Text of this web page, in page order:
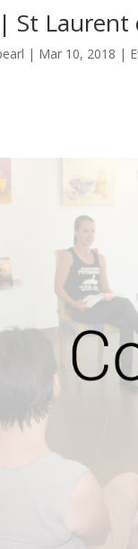
St Laurent
| Mar 10, 2018 |